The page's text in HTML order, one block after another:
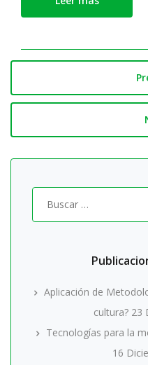
por:
Aplicación de
cultura? 23
Tecnologías para la
16